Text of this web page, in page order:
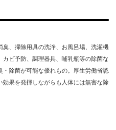
臭、掃除用具の洗浄、お風呂場、洗濯機
ビ予防、調理器具、哺乳瓶等の除菌な
・除菌が可能な優れもの。厚生労働省認
効果を発揮しながらも人体には無害な除